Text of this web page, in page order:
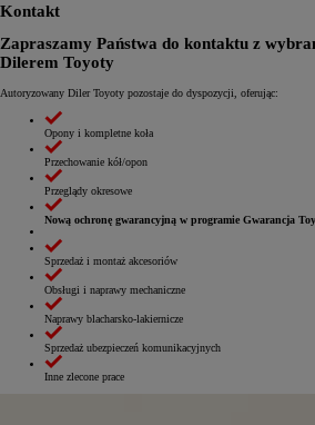
Kontakt
Zapraszamy Państwa do kontaktu z
Dilerem Toyoty
Autoryzowany Diler Toyoty pozostaje do dyspozycji, oferując:
Opony i kompletne koła
Przechowanie kół/opon
Przeglądy okresowe
Nową ochronę gwarancyjną w programie Gwarancja
Sprzedaż i montaż akcesoriów
Obsługi i naprawy mechaniczne
Naprawy blacharsko‑lakiernicze
Sprzedaż ubezpieczeń komunikacyjnych
Inne zlecone prace